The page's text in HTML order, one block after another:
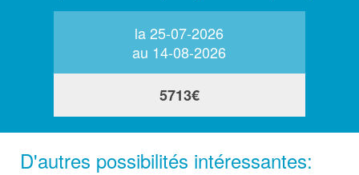
la 25-07-2026
au 14-08-2026
5713€
D'autres possibilités intéressantes: